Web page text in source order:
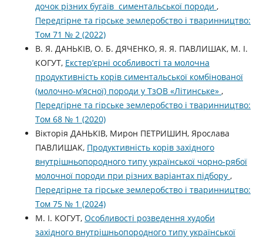
дочок різних бугаїв симентальської породи ,
Передгірне та гірське землеробство і тваринництво:
Том 71 № 2 (2022)
В. Я. ДАНЬКІВ, О. Б. ДЯЧЕНКО, Я. Я. ПАВЛИШАК, М. І.
КОГУТ, Екстер’єрні особливості та молочна
продуктивність корів симентальської комбінованої
(молочно-м’ясної) породи у ТзОВ «Літинське» ,
Передгірне та гірське землеробство і тваринництво:
Том 68 № 1 (2020)
Вікторія ДАНЬКІВ, Мирон ПЕТРИШИН, Ярослава
ПАВЛИШАК, Продуктивність корів західного
внутрішньопородного типу української чорно-рябої
молочної породи при різних варіантах підбору ,
Передгірне та гірське землеробство і тваринництво:
Том 75 № 1 (2024)
М. І. КОГУТ, Особливості розведення худоби
західного внутрішньопородного типу української